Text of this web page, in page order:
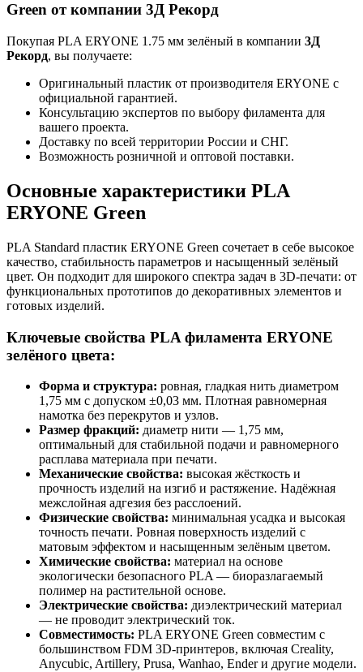
Green от компании 3Д Рекорд
Покупая PLA ERYONE 1.75 мм зелёный в компании 3Д
Рекорд, вы получаете:
Оригинальный пластик от производителя ERYONE с
официальной гарантией.
Консультацию экспертов по выбору филамента для
вашего проекта.
Доставку по всей территории России и СНГ.
Возможность розничной и оптовой поставки.
Основные характеристики PLA
ERYONE Green
PLA Standard пластик ERYONE Green сочетает в себе высокое
качество, стабильность параметров и насыщенный зелёный
цвет. Он подходит для широкого спектра задач в 3D-печати: от
функциональных прототипов до декоративных элементов и
готовых изделий.
Ключевые свойства PLA филамента ERYONE
зелёного цвета:
Форма и структура: ровная, гладкая нить диаметром
1,75 мм с допуском ±0,03 мм. Плотная равномерная
намотка без перекрутов и узлов.
Размер фракций: диаметр нити — 1,75 мм,
оптимальный для стабильной подачи и равномерного
расплава материала при печати.
Механические свойства: высокая жёсткость и
прочность изделий на изгиб и растяжение. Надёжная
межслойная адгезия без расслоений.
Физические свойства: минимальная усадка и высокая
точность печати. Ровная поверхность изделий с
матовым эффектом и насыщенным зелёным цветом.
Химические свойства: материал на основе
экологически безопасного PLA — биоразлагаемый
полимер на растительной основе.
Электрические свойства: диэлектрический материал
— не проводит электрический ток.
Совместимость: PLA ERYONE Green совместим с
большинством FDM 3D-принтеров, включая Creality,
Anycubic, Artillery, Prusa, Wanhao, Ender и другие модели.